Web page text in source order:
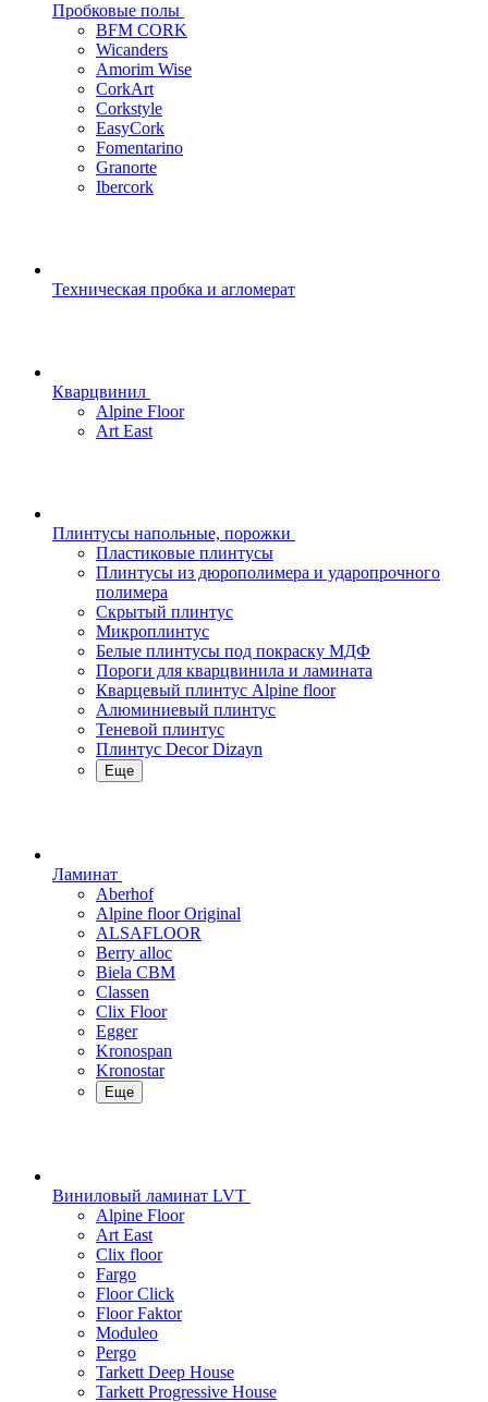
Пробковые полы
BFM CORK
Wicanders
Amorim Wise
CorkArt
Corkstyle
EasyCork
Fomentarino
Granorte
Ibercork
Техническая пробка и агломерат
Кварцвинил
Alpine Floor
Art East
Плинтусы напольные, порожки
Пластиковые плинтусы
Плинтусы из дюрополимера и ударопрочного
полимера
Скрытый плинтус
Микроплинтус
Белые плинтусы под покраску МДФ
Пороги для кварцвинила и ламината
Кварцевый плинтус Alpine floor
Алюминиевый плинтус
Теневой плинтус
Плинтус Decor Dizayn
Еще
Ламинат
Aberhof
Alpine floor Original
ALSAFLOOR
Berry alloc
Biela CBM
Classen
Clix Floor
Egger
Kronospan
Kronostar
Еще
Виниловый ламинат LVT
Alpine Floor
Art East
Clix floor
Fargo
Floor Click
Floor Faktor
Moduleo
Pergo
Tarkett Deep House
Tarkett Progressive House